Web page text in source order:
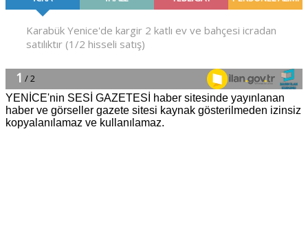
YENİCE'nin SESİ GAZETESİ haber sitesinde yayınlanan
haber ve görseller gazete sitesi kaynak gösterilmeden izinsiz
kopyalanılamaz ve kullanılamaz.